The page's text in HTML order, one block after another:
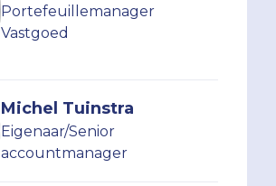
Portefeuillemanager
Vastgoed
Michel Tuinstra
Eigenaar/Senior
accountmanager